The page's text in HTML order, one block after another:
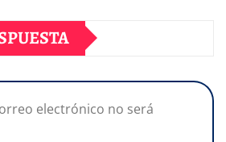
electrónico no será